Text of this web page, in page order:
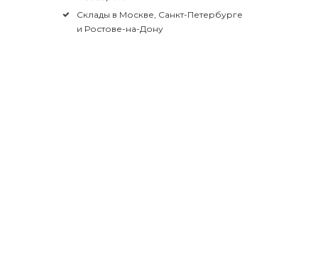
Склады в Москве, Санкт-Петербурге
и Ростове-на-Дону